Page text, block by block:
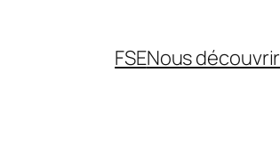
FSENous découvrir